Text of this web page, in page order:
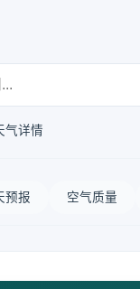
气详情
预报 空气质量